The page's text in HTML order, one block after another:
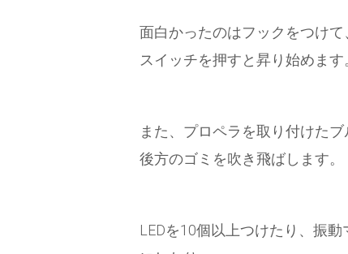
面白かったのはフックをつけて
スイッチを押すと昇り始めます
また、プロペラを取り付けたブ
後方のゴミを吹き飛ばします。
LEDを10個以上つけたり、振